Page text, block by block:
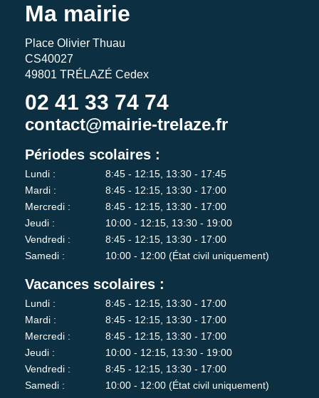
Ma mairie
Place Olivier Thuau
CS40027
49801 TRÉLAZÉ Cedex
02 41 33 74 74
contact@mairie-trelaze.fr
Périodes scolaires :
Lundi :
8:45 - 12:15, 13:30 - 17:45
Mardi :
8:45 - 12:15, 13:30 - 17:00
Mercredi :
8:45 - 12:15, 13:30 - 17:00
Jeudi :
10:00 - 12:15, 13:30 - 19:00
Vendredi :
8:45 - 12:15, 13:30 - 17:00
Samedi :
10:00 - 12:00 (État civil uniquement)
Vacances scolaires :
Lundi :
8:45 - 12:15, 13:30 - 17:00
Mardi :
8:45 - 12:15, 13:30 - 17:00
Mercredi :
8:45 - 12:15, 13:30 - 17:00
Jeudi :
10:00 - 12:15, 13:30 - 19:00
Vendredi :
8:45 - 12:15, 13:30 - 17:00
Samedi :
10:00 - 12:00 (État civil uniquement)